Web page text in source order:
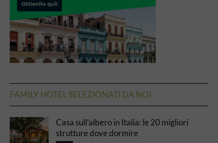
FAMILY HOTEL SELEZIONATI DA NOI
Casa sull’albero in Italia: le 20 migliori
strutture dove dormire